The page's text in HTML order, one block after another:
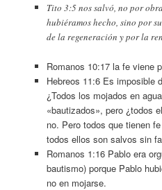
Tito 3:5 nos salvó, no por
hubiéramos hecho, sino por
de la regeneración y por la
Romanos 10:17 la fe viene
Hebreos 11:6 Es imposible
¿Todos los mojados en
«bautizados», pero ¿todos
no. Pero todos que tienen
todos ellos son salvos sin
Romanos 1:16 Pablo era
bautismo) porque Pablo
no en mojarse.